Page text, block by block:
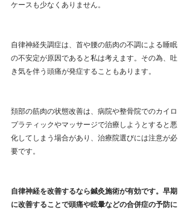
ケースも少なくありません。
自律神経失調症は、首や腰の筋肉の不調による睡眠
の不安定が原因であると私は考えます。その為、吐
き気を伴う頭痛が発症することもあります。
頚部の筋肉の状態改善は、病院や整骨院でのカイロ
プラティックやマッサージで治療しようとすると悪
化してしまう場合があり、治療院選びには注意が必
要です。
自律神経を改善するなら鍼灸施術が有効です。早期
に改善することで頭痛や眩暈などの合併症の予防に